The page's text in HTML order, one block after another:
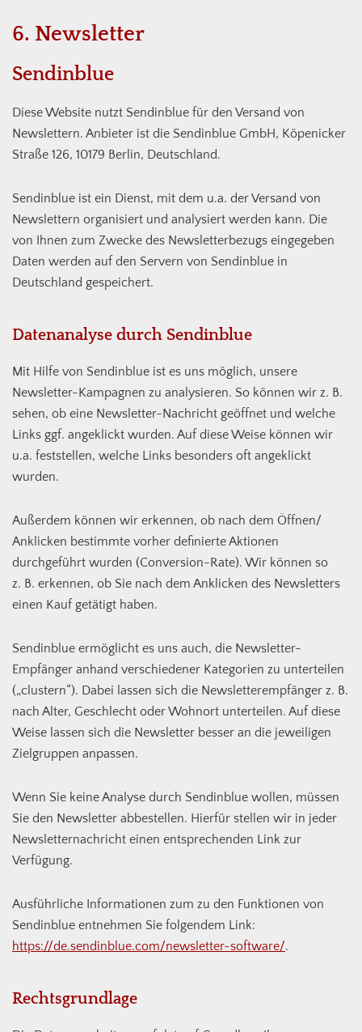
6. Newsletter
Sendinblue
Diese Website nutzt Sendinblue für den Versand von
Newslettern. Anbieter ist die Sendinblue GmbH, Köpenicker
Straße 126, 10179 Berlin, Deutschland.
Sendinblue ist ein Dienst, mit dem u.a. der Versand von
Newslettern organisiert und analysiert werden kann. Die
von Ihnen zum Zwecke des Newsletterbezugs eingegeben
Daten werden auf den Servern von Sendinblue in
Deutschland gespeichert.
Datenanalyse durch Sendinblue
Mit Hilfe von Sendinblue ist es uns möglich, unsere
Newsletter-Kampagnen zu analysieren. So können wir z. B.
sehen, ob eine Newsletter-Nachricht geöffnet und welche
Links ggf. angeklickt wurden. Auf diese Weise können wir
u.a. feststellen, welche Links besonders oft angeklickt
wurden.
Außerdem können wir erkennen, ob nach dem Öffnen/
Anklicken bestimmte vorher definierte Aktionen
durchgeführt wurden (Conversion-Rate). Wir können so
z. B. erkennen, ob Sie nach dem Anklicken des Newsletters
einen Kauf getätigt haben.
Sendinblue ermöglicht es uns auch, die Newsletter-
Empfänger anhand verschiedener Kategorien zu unterteilen
(„clustern“). Dabei lassen sich die Newsletterempfänger z. B.
nach Alter, Geschlecht oder Wohnort unterteilen. Auf diese
Weise lassen sich die Newsletter besser an die jeweiligen
Zielgruppen anpassen.
Wenn Sie keine Analyse durch Sendinblue wollen, müssen
Sie den Newsletter abbestellen. Hierfür stellen wir in jeder
Newsletternachricht einen entsprechenden Link zur
Verfügung.
Ausführliche Informationen zum zu den Funktionen von
Sendinblue entnehmen Sie folgendem Link:
https://de.sendinblue.com/newsletter-software/.
Rechtsgrundlage